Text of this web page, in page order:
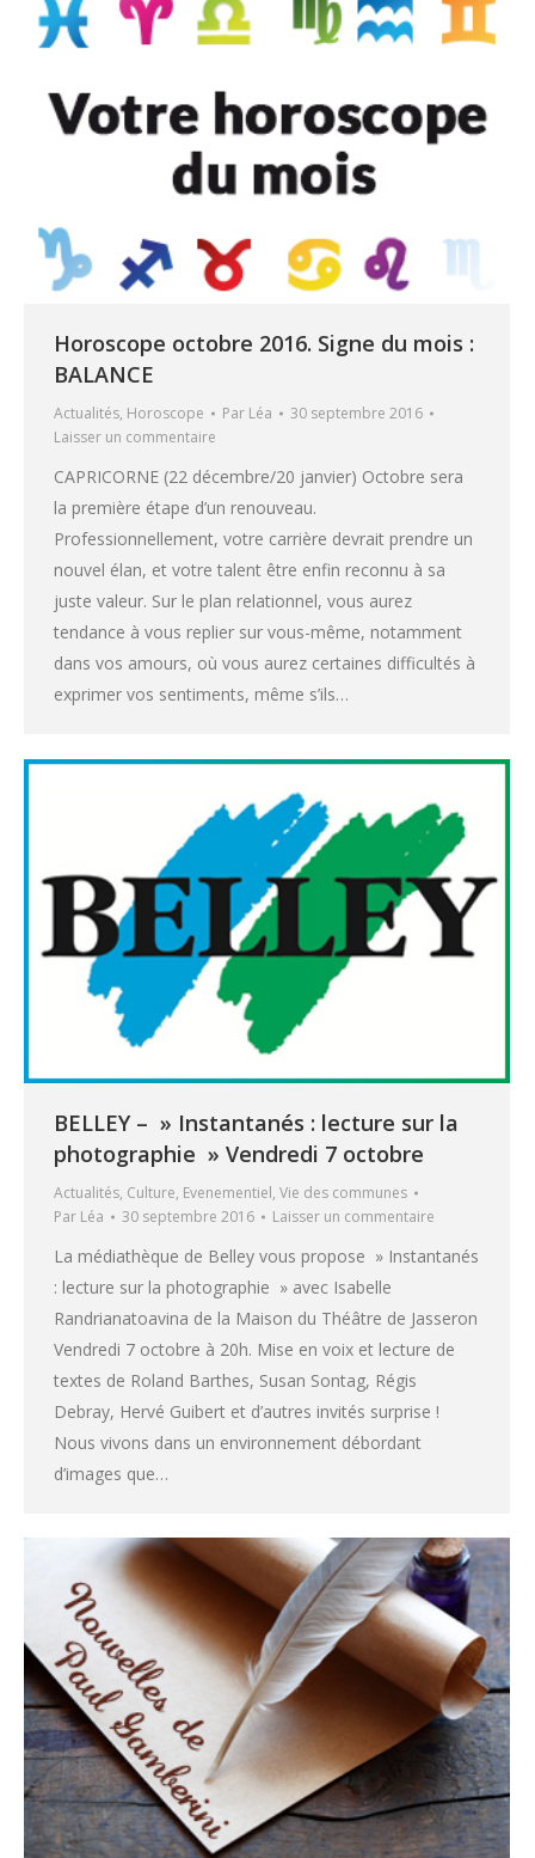
Horoscope octobre 2016. Signe du mois :
BALANCE
Actualités, Horoscope Par Léa
30 septembre 2016
Laisser un commentaire
CAPRICORNE (22 décembre/20 janvier) Octobre sera
la première étape d’un renouveau.
Professionnellement, votre carrière devrait prendre un
nouvel élan, et votre talent être enfin reconnu à sa
juste valeur. Sur le plan relationnel, vous aurez
tendance à vous replier sur vous-même, notamment
dans vos amours, où vous aurez certaines difficultés à
exprimer vos sentiments, même s’ils…
BELLEY – » Instantanés : lecture sur la
photographie » Vendredi 7 octobre
Actualités, Culture, Evenementiel, Vie des communes
Par Léa 30 septembre 2016 Laisser un commentaire
La médiathèque de Belley vous propose » Instantanés
: lecture sur la photographie » avec Isabelle
Randrianatoavina de la Maison du Théâtre de Jasseron
Vendredi 7 octobre à 20h. Mise en voix et lecture de
textes de Roland Barthes, Susan Sontag, Régis
Debray, Hervé Guibert et d’autres invités surprise !
Nous vivons dans un environnement débordant
d’images que…